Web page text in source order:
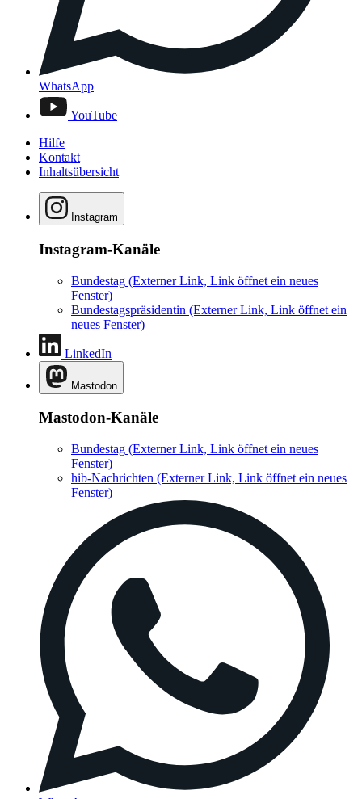
WhatsApp
YouTube
Hilfe
Kontakt
Inhaltsübersicht
Instagram
Instagram-Kanäle
Bundestag (Externer Link, Link öffnet ein neues
Fenster)
Bundestagspräsidentin (Externer Link, Link öffnet ein
neues Fenster)
LinkedIn
Mastodon
Mastodon-Kanäle
Bundestag (Externer Link, Link öffnet ein neues
Fenster)
hib-Nachrichten (Externer Link, Link öffnet ein neues
Fenster)